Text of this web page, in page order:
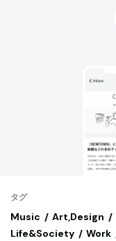
タグ
Music Art,Design
Life&Society
Work